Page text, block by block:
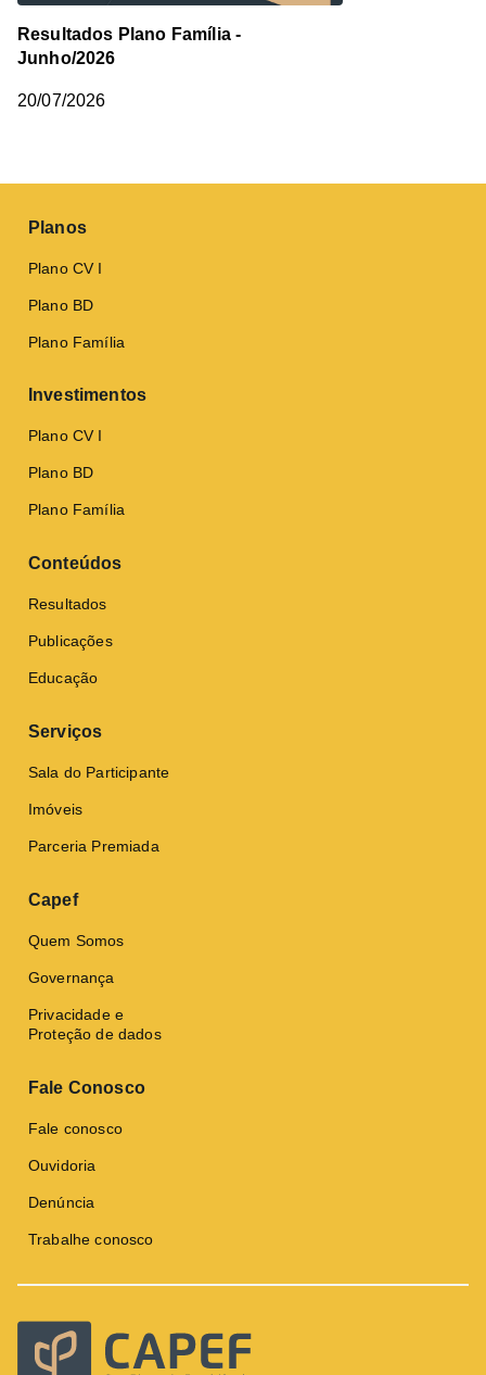
Resultados Plano Família -
Junho/2026
20/07/2026
Planos
Plano CV I
Plano BD
Plano Família
Investimentos
Plano CV I
Plano BD
Plano Família
Conteúdos
Resultados
Publicações
Educação
Serviços
Sala do Participante
Imóveis
Parceria Premiada
Capef
Quem Somos
Governança
Privacidade e
Proteção de dados
Fale Conosco
Fale conosco
Ouvidoria
Denúncia
Trabalhe conosco